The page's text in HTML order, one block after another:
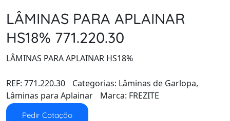
LÂMINAS PARA APLAINAR
HS18% 771.220.30
LÂMINAS PARA APLAINAR HS18%
REF: 771.220.30 Categorias: Lâminas de Garlopa,
Lâminas para Aplainar
Marca: FREZITE
Pedir Cotação